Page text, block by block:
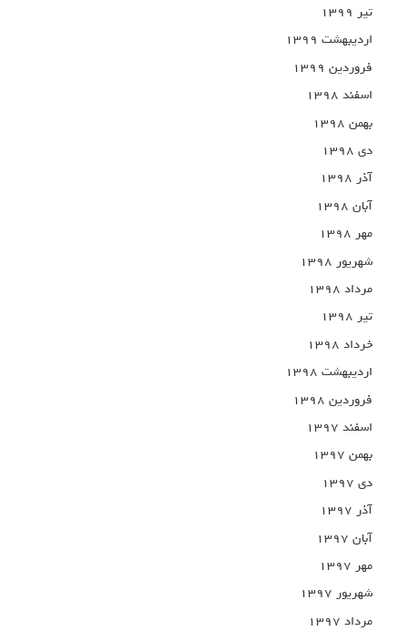
تیر ۱۳۹۹
اردیبهشت ۱۳۹۹
فروردین ۱۳۹۹
اسفند ۱۳۹۸
بهمن ۱۳۹۸
دی ۱۳۹۸
آذر ۱۳۹۸
آبان ۱۳۹۸
مهر ۱۳۹۸
شهریور ۱۳۹۸
مرداد ۱۳۹۸
تیر ۱۳۹۸
خرداد ۱۳۹۸
اردیبهشت ۱۳۹۸
فروردین ۱۳۹۸
اسفند ۱۳۹۷
بهمن ۱۳۹۷
دی ۱۳۹۷
آذر ۱۳۹۷
آبان ۱۳۹۷
مهر ۱۳۹۷
شهریور ۱۳۹۷
مرداد ۱۳۹۷